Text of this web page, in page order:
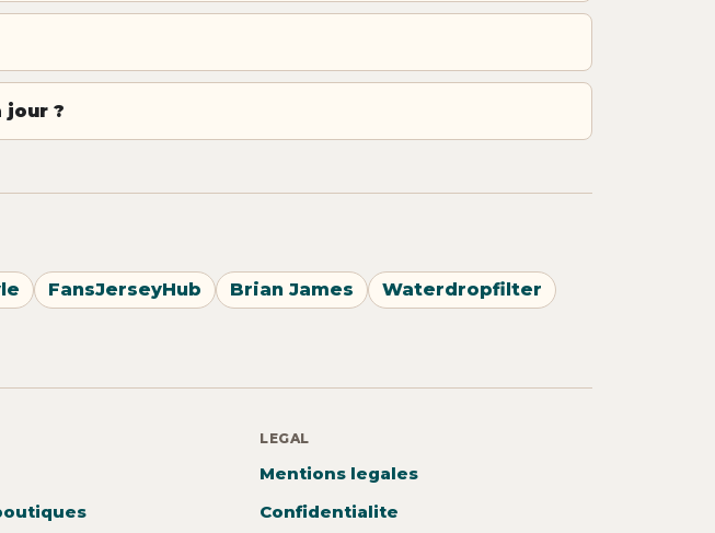
jour ?
FansJerseyHub Brian James Waterdropfilter
LEGAL
Mentions legales
Confidentialite